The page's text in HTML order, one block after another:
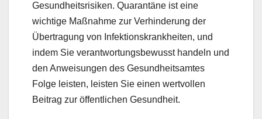
Gesundheitsrisiken. Quarantäne ist eine
wichtige Maßnahme zur Verhinderung der
Übertragung von Infektionskrankheiten, und
indem Sie verantwortungsbewusst handeln und
den Anweisungen des Gesundheitsamtes
Folge leisten, leisten Sie einen wertvollen
Beitrag zur öffentlichen Gesundheit.